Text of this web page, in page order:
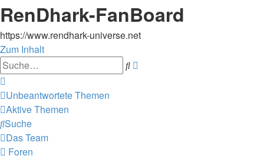
RenDhark-FanBoard
https://www.rendhark-universe.net
Zum Inhalt
Suche
Unbeantwortete Themen
Aktive Themen
Suche
Das Team
Foren